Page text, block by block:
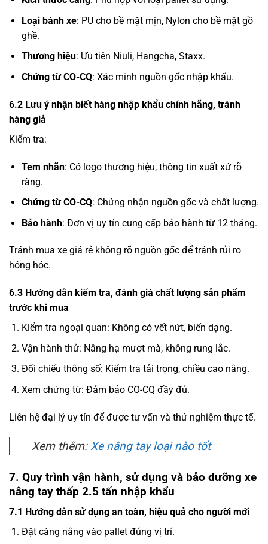
Loại bánh xe: PU cho bề mặt mịn, Nylon cho bề mặt gồ
ghề.
Thương hiệu: Ưu tiên Niuli, Hangcha, Staxx.
Chứng từ CO-CQ: Xác minh nguồn gốc nhập khẩu.
6.2 Lưu ý nhận biết hàng nhập khẩu chính hãng, tránh
hàng giả
Kiểm tra:
Tem nhãn: Có logo thương hiệu, thông tin xuất xứ rõ
ràng.
Chứng từ CO-CQ: Chứng nhận nguồn gốc và chất lượng.
Bảo hành: Đơn vị uy tín cung cấp bảo hành từ 12 tháng.
Tránh mua xe giá rẻ không rõ nguồn gốc để tránh rủi ro
hỏng hóc.
6.3 Hướng dẫn kiểm tra, đánh giá chất lượng sản phẩm
trước khi mua
Kiểm tra ngoại quan: Không có vết nứt, biến dạng.
Vận hành thử: Nâng hạ mượt mà, không rung lắc.
Đối chiếu thông số: Kiểm tra tải trọng, chiều cao nâng.
Xem chứng từ: Đảm bảo CO-CQ đầy đủ.
Liên hệ đại lý uy tín để được tư vấn và thử nghiệm thực tế.
Xem thêm:Xe nâng tay loại nào tốt
7. Quy trình vận hành, sử dụng và bảo dưỡng xe
nâng tay thấp 2.5 tấn nhập khẩu
7.1 Hướng dẫn sử dụng an toàn, hiệu quả cho người mới
Đặt càng nâng vào pallet đúng vị trí.